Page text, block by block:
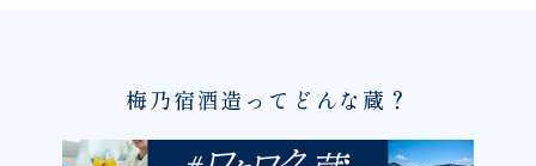
梅乃宿酒造ってどんな蔵？